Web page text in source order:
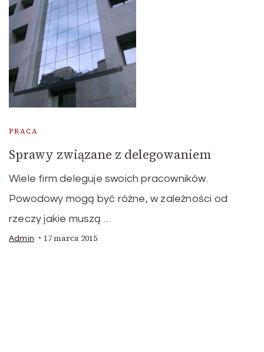
PRACA
Sprawy związane z delegowaniem
Wiele firm deleguje swoich pracowników.
Powodowy mogą być różne, w zależności od
rzeczy jakie muszą …
Admin 17 marca 2015